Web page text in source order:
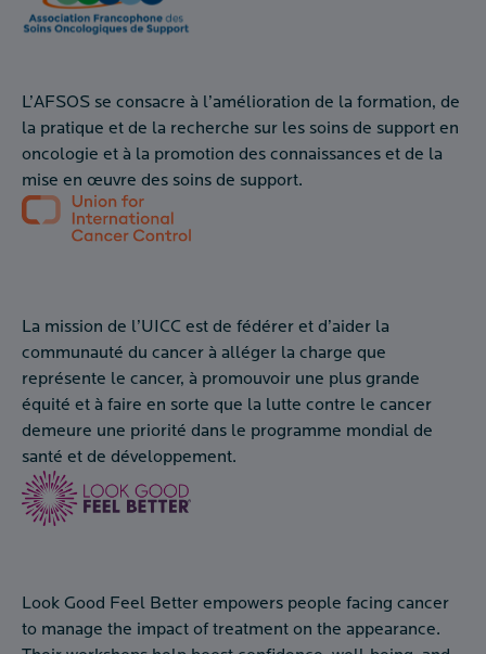
L’AFSOS se consacre à l’amélioration de la formation, de
la pratique et de la recherche sur les soins de support en
oncologie et à la promotion des connaissances et de la
mise en œuvre des soins de support.
La mission de l’UICC est de fédérer et d’aider la
communauté du cancer à alléger la charge que
représente le cancer, à promouvoir une plus grande
équité et à faire en sorte que la lutte contre le cancer
demeure une priorité dans le programme mondial de
santé et de développement.
Look Good Feel Better empowers people facing cancer
to manage the impact of treatment on the appearance.